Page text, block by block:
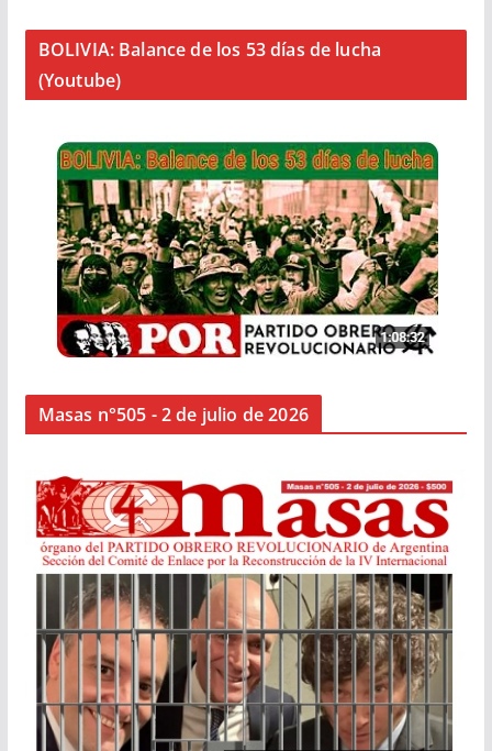
BOLIVIA: Balance de los 53 días de lucha
(Youtube)
Masas n°505 - 2 de julio de 2026